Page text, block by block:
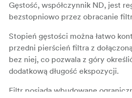
Gęstość, współczynnik ND, jest
bezstopniowo przez obracanie
Stopień gęstości można łatwo
przedni pierścień filtra z
bez niej, co pozwala z góry
dodatkową długość ekspozycji.
Filtr posiada wbudowane